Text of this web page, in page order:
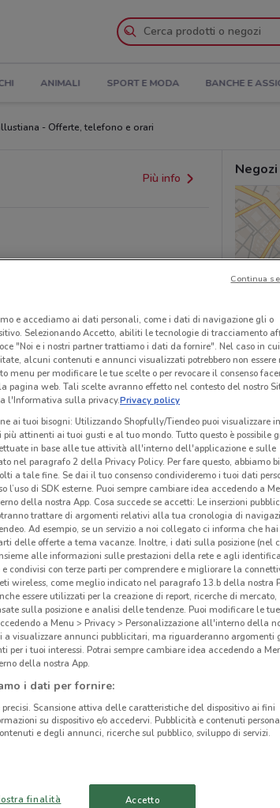
ANIMALI SPORT E MODA BANCHE E
- Offerte, telefono e orari
Più info
o nazionali. Verifica l’accuratezza
e accediamo ai dati personali, come i dati di navigazione gli o
Selezionando Accetto, abiliti le tecnologie di tracciamento
"Noi e i nostri partner trattiamo i dati da fornire". Nel caso in
alcuni contenuti e annunci visualizzati potrebbero non
menu per modificare le tue scelte o per revocare il consenso
web. Tali scelte avranno effetto nel contesto del nostro
l'Informativa sulla privacy.Privacy policy
ai tuoi bisogni: Utilizzando Shopfully/Tiendeo puoi visualizzare
attinenti ai tuoi gusti e al tuo mondo. Tutto questo è possibile
in base alle tue attività all'interno dell'applicazione e sulle
nel paragrafo 2 della Privacy Policy. Per fare questo, abbiamo
a tale fine. Se dai il tuo consenso condivideremo i tuoi dati
l’uso di SDK esterne. Puoi sempre cambiare idea accedendo a
della nostra App. Cosa succede se accetti: Le inserzioni
trattare di argomenti relativi alla tua cronologia di
Ad esempio, se un servizio a noi collegato ci informa che
delle offerte a tema vacanze. Inoltre, i dati sulla posizione (nel
alle informazioni sulle prestazioni della rete e agli
e condivisi con terze parti per comprendere e migliorare la
wireless, come meglio indicato nel paragrafo 13.b della nostra
essere utilizzati per la creazione di report, ricerche di mercato,
sulla posizione e analisi delle tendenze. Puoi modificare le tue
a Menu > Privacy > Personalizzazione all'interno della
a visualizzare annunci pubblicitari, ma riguarderanno argomenti
per i tuoi interessi. Potrai sempre cambiare idea accedendo a
della nostra App.
i dati per fornire:
Scansione attiva delle caratteristiche del dispositivo ai fini
su dispositivo e/o accedervi. Pubblicità e contenuti
e degli annunci, ricerche sul pubblico, sviluppo di servizi.
finalità Accetto
Continua